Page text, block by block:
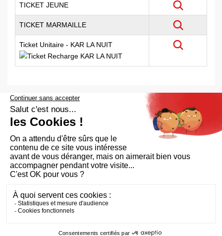
TICKET JEUNE
Voir détail
TICKET MARMAILLE
Voir détail
Ticket Unitaire - KAR LA NUIT
Mentions légales